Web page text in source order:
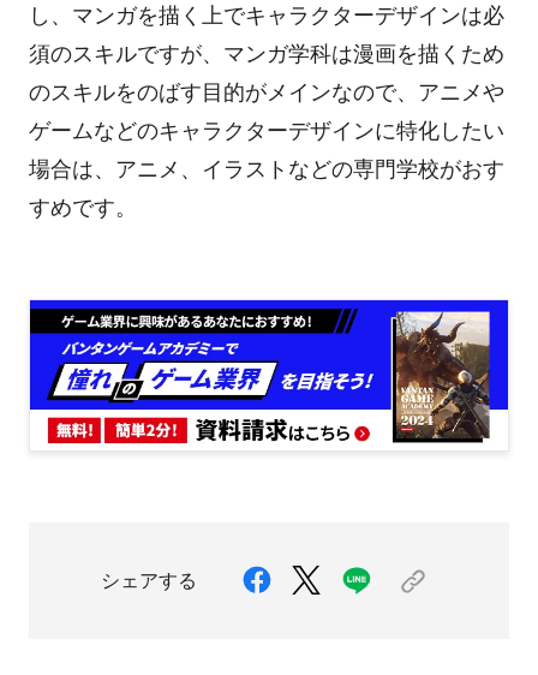
し、マンガを描く上でキャラクターデザインは必
須のスキルですが、マンガ学科は漫画を描くため
のスキルをのばす目的がメインなので、アニメや
ゲームなどのキャラクターデザインに特化したい
場合は、アニメ、イラストなどの専門学校がおす
すめです。
シェアする